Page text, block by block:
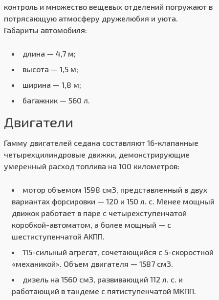
контроль и множество вещевых отделений погружают в
потрясающую атмосферу дружелюбия и уюта.
Габариты автомобиля:
длина — 4,7 м;
высота — 1,5 м;
ширина — 1,8 м;
багажник — 560 л.
Двигатели
Гамму двигателей седана составляют 16-клапанные
четырехцилиндровые движки, демонстрирующие
умеренный расход топлива на 100 километров:
мотор объемом 1598 см3, представленный в двух
вариантах форсировки — 120 и 150 л. с. Менее мощный
движок работает в паре с четырехступенчатой
коробкой-автоматом, а более мощный — с
шестиступенчатой АКПП.
115-сильный агрегат, сочетающийся с 5-скоростной
«механикой». Объем двигателя — 1587 см3.
дизель на 1560 см3, развивающий 112 л. с. и
работающий в тандеме с пятиступенчатой МКПП.